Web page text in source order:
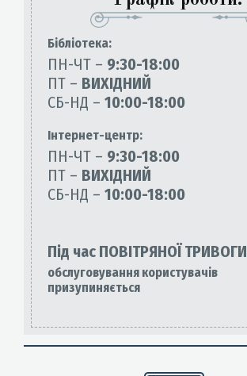
Бiблiотека:
ПН-ЧТ – 9:30-18:00
ПТ – ВИХІДНИЙ
СБ-НД – 10:00-18:00
Інтернет-центр:
ПН-ЧТ – 9:30-18:00
ПТ – ВИХІДНИЙ
СБ-НД – 10:00-18:00
Під час ПОВІТРЯНОЇ ТРИВОГИ
обслуговування користувачів
призупиняється